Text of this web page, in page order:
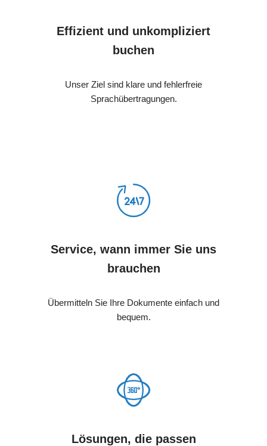
Effizient und unkompliziert
buchen
Unser Ziel sind klare und fehlerfreie
Sprachübertragungen.
Service, wann immer Sie uns
brauchen
Übermitteln Sie Ihre Dokumente einfach und
bequem.
Lösungen, die passen